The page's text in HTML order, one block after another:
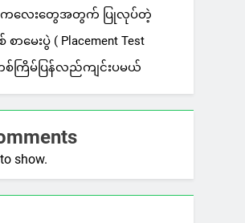
တဲ့ ကလေးတွေအတွက် ပြုလုပ်တဲ့
ာမေးပွဲ ( Placement Test
ကြိမ်ပြန်လည်ကျင်းပမယ်
show.